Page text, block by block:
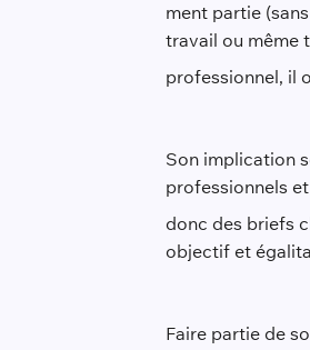
ment partie
travail ou même
professionnel, il
Son implication
professionnels
donc des briefs
objectif et
Faire partie de